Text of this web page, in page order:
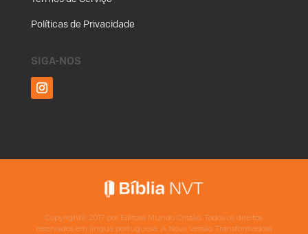
Políticas de Privacidade
SIGA-NOS
Copyright© 2017 por Editora Mundo Cristão. Todos os direitos
reservados em língua portuguesa. A Nova Versão Transformadora